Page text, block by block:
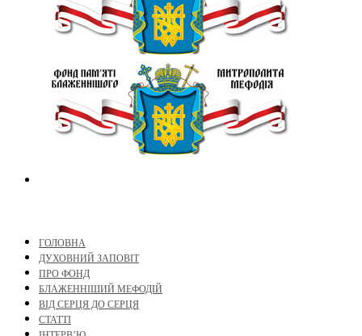
ГОЛОВНА
ДУХОВНИЙ ЗАПОВІТ
ПРО ФОНД
БЛАЖЕННІШИЙ МЕФОДІЙ
ВІД СЕРЦЯ ДО СЕРЦЯ
СТАТТІ